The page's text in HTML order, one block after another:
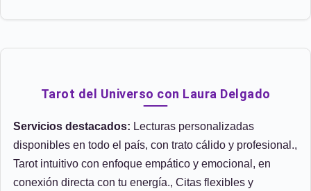
Tarot del Universo con Laura Delgado
Servicios destacados: Lecturas personalizadas
disponibles en todo el país, con trato cálido y profesional.,
Tarot intuitivo con enfoque empático y emocional, en
conexión directa con tu energía., Citas flexibles y